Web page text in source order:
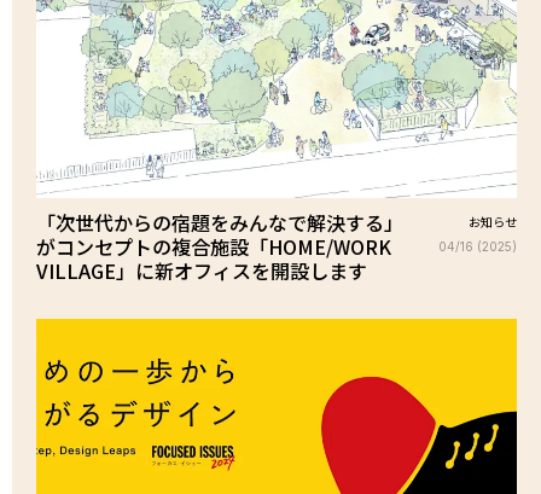
「次世代からの宿題をみんなで解決する」
がコンセプトの複合施設「HOME/WORK
VILLAGE」に新オフィスを開設します
お知らせ
04/16 (2025)